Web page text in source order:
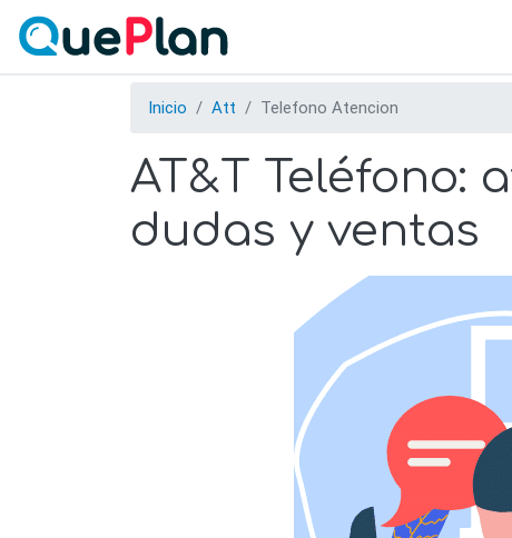
Inicio Att Telefono Atencion
AT&T Teléfono:
dudas y ventas